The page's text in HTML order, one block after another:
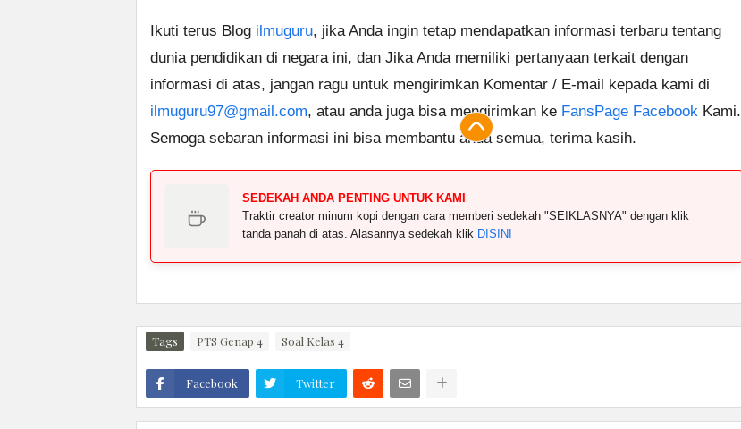
Ikuti terus Blog ilmuguru, jika Anda ingin tetap mendapatkan informasi terbaru tentang
dunia pendidikan di negara ini, dan Jika Anda memiliki pertanyaan terkait dengan
informasi di atas, jangan ragu untuk mengirimkan Komentar / E-mail kepada kami di
ilmuguru97@gmail.com, atau anda juga bisa mengirimkan ke FansPage Facebook Kami.
Semoga sebaran informasi ini bisa membantu anda semua, terima kasih.
SEDEKAH ANDA PENTING UNTUK KAMI
Traktir creator minum kopi dengan cara memberi sedekah "SEIKLASNYA" dengan klik
tanda panah di atas. Alasannya sedekah klik DISINI
Tags PTS Genap 4 Soal Kelas 4
Facebook Twitter